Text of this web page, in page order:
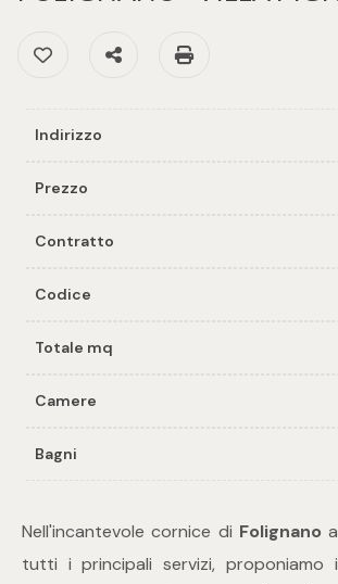
Preferiti: Cod. 34204
Condividi
Indirizzo
Prezzo
Contratto
Codice
Totale mq
Camere
Bagni
Nell'incantevole cornice di Folignano
tutti i principali servizi,
immobile
Valuta e
tuo
Provincia
Comune
Tipologia
multiscelta
Commerciali